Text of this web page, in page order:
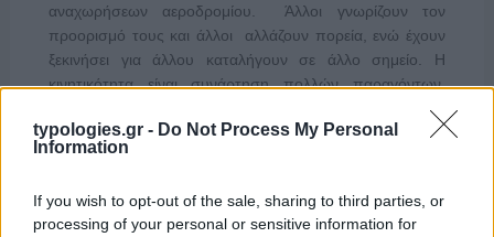
typologies.gr - Do Not Process My Personal
Information
If you wish to opt-out of the sale, sharing to third parties, or
processing of your personal or sensitive information for
αναχωρήσεων αεροδρομίου. Άλλοι γνωρίζουν τον
προορισμό τους και άλλοι αλλάζουν πορεία, ενώ έχουν
ξεκινήσει για άλλου καταλήγουν σε άλλο σημείο. Η
κινητικότητα είναι συνάρτηση πολλών παραγόντων,
ορισμένοι εκ των οποίων δεν είναι ορατοί προς το
παρόν. Λέγεται πως ο Ιβάν Σαββίδης τα βρήκε με την
κυβέρνηση, […]